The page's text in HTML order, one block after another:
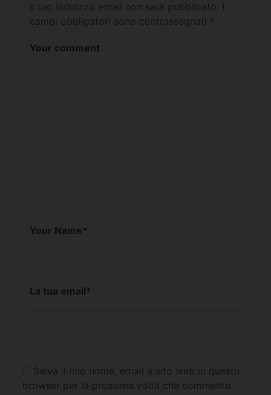
Il tuo indirizzo email non sarà pubblicato.
campi obbligatori sono contrassegnati *
Your comment
Your Name*
La tua email*
Salva il mio nome, email e sito web in questo
browser per la prossima volta che commento.